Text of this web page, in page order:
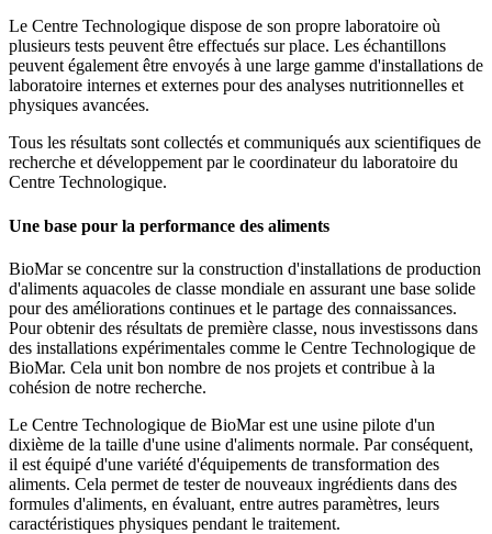
Le Centre Technologique dispose de son propre laboratoire où
plusieurs tests peuvent être effectués sur place. Les échantillons
peuvent également être envoyés à une large gamme d'installations de
laboratoire internes et externes pour des analyses nutritionnelles et
physiques avancées.
Tous les résultats sont collectés et communiqués aux scientifiques de
recherche et développement par le coordinateur du laboratoire du
Centre Technologique.
Une base pour la performance des aliments
BioMar se concentre sur la construction d'installations de production
d'aliments aquacoles de classe mondiale en assurant une base solide
pour des améliorations continues et le partage des connaissances.
Pour obtenir des résultats de première classe, nous investissons dans
des installations expérimentales comme le Centre Technologique de
BioMar. Cela unit bon nombre de nos projets et contribue à la
cohésion de notre recherche.
Le Centre Technologique de BioMar est une usine pilote d'un
dixième de la taille d'une usine d'aliments normale. Par conséquent,
il est équipé d'une variété d'équipements de transformation des
aliments. Cela permet de tester de nouveaux ingrédients dans des
formules d'aliments, en évaluant, entre autres paramètres, leurs
caractéristiques physiques pendant le traitement.